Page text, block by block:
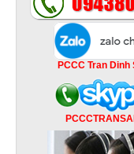
PCCC Tran Dinh